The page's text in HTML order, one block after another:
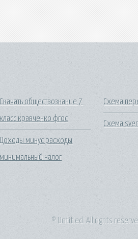
Скачать обществознание 7
класс кравченко фгос
Доходы минус расходы
минимальный налог
Схема
Схема
© Untitled. All rights